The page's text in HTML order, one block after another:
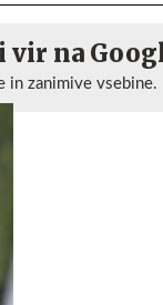
vir na
in zanimive vsebine.